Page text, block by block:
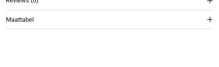
Maattabel